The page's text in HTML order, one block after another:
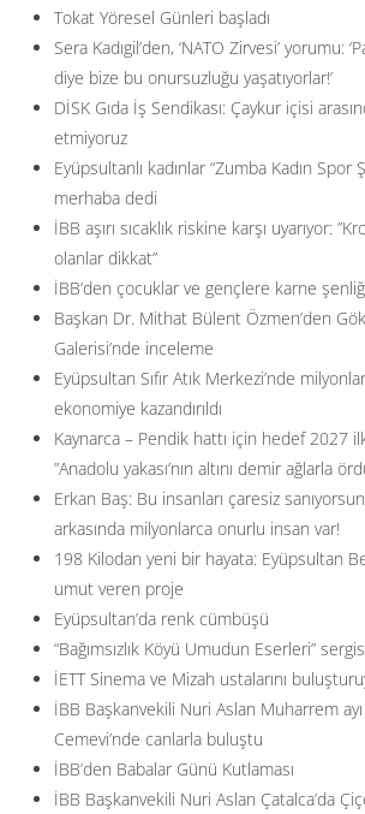
Tokat Yöresel Günleri başladı
Sera Kadıgil’den, ‘NATO Zirvesi’ yorumu:
diye bize bu onursuzluğu yaşatıyorlar!’
DİSK Gıda İş Sendikası: Çaykur içisi
etmiyoruz
Eyüpsultanlı kadınlar “Zumba Kadın Spor
merhaba dedi
İBB aşırı sıcaklık riskine karşı uyarıyor:
olanlar dikkat”
İBB’den çocuklar ve gençlere karne
Başkan Dr. Mithat Bülent Özmen’den
Galerisi’nde inceleme
Eyüpsultan Sıfır Atık Merkezi’nde
ekonomiye kazandırıldı
Kaynarca – Pendik hattı için hedef 2027
”Anadolu yakası’nın altını demir ağlarla
Erkan Baş: Bu insanları çaresiz
arkasında milyonlarca onurlu insan var!
198 Kilodan yeni bir hayata: Eyüpsultan
umut veren proje
Eyüpsultan’da renk cümbüşü
“Bağımsızlık Köyü Umudun Eserleri”
İETT Sinema ve Mizah ustalarını
İBB Başkanvekili Nuri Aslan Muharrem
Cemevi’nde canlarla buluştu
İBB’den Babalar Günü Kutlaması
İBB Başkanvekili Nuri Aslan Çatalca’da